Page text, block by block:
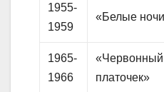
1955-
1959
«Белые
1965-
1966
«Червонный
платочек»